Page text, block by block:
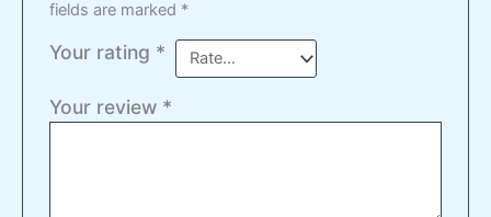
fields are marked *
Your rating *
Your review *